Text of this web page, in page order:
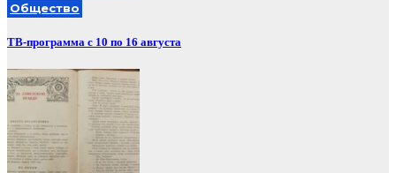
Общество
ТВ-программа с 10 по 16 августа